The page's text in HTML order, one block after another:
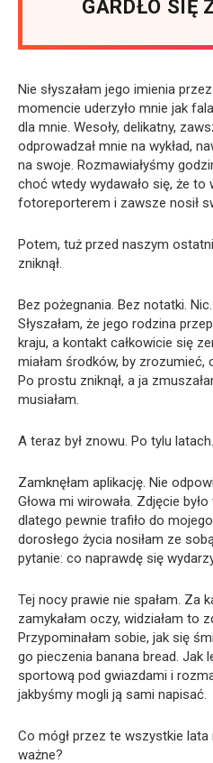
GARDŁO SIĘ
Nie słyszałam jego imienia
momencie uderzyło mnie jak
dla mnie. Wesoły, delikatny,
odprowadzał mnie na wykład,
na swoje. Rozmawiałyśmy
choć wtedy wydawało się, że to
fotoreporterem i zawsze nosił
Potem, tuż przed naszym
zniknął.
Bez pożegnania. Bez notatki.
Słyszałam, że jego rodzina
kraju, a kontakt całkowicie się
miałam środków, by zrozumieć,
Po prostu zniknął, a ja
musiałam.
A teraz był znowu. Po tylu
Zamknęłam aplikację. Nie
Głowa mi wirowała. Zdjęcie
dlatego pewnie trafiło do
dorosłego życia nosiłam ze
pytanie: co naprawdę się
Tej nocy prawie nie spałam. Za
zamykałam oczy, widziałam to
Przypominałam sobie, jak się
go pieczenia banana bread. Jak
sportową pod gwiazdami i
jakbyśmy mogli ją sami napisać.
Co mógł przez te wszystkie
ważne?